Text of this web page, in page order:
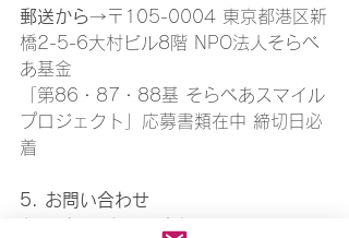
郵送から→〒105-0004 東京都港区新
橋2-5-6大村ビル8階 NPO法人そらべ
あ基金
「第86・87・88基 そらべあスマイル
プロジェクト」応募書類在中 締切日必
着
5. お問い合わせ